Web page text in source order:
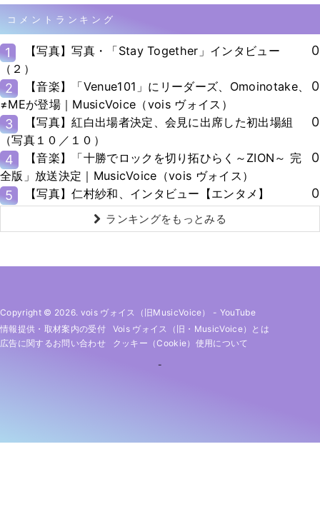
コメントランキング
1
【写真】写真・「Stay Together」インタビュー
（２）
0
2
【音楽】「Venue101」にリーダーズ、Omoinotake、
≠MEが登場｜MusicVoice（vois ヴォイス）
0
3
【写真】紅白出場者決定、会見に出席した初出場組
（写真１０／１０）
0
4
【音楽】「十勝でロックを切り拓ひらく～ZION～ 完
全版」放送決定｜MusicVoice（vois ヴォイス）
0
5 【写真】仁村紗和、インタビュー【エンタメ】 0
ランキングをもっとみる
Copyright © 2026. vois ヴォイス（旧MusicVoice） - YouTube
情報提供・取材案内の受付
Vois ヴォイス（旧・MusicVoice）とは
広告に関するお問い合わせ
クッキー（cookie）使用について
-